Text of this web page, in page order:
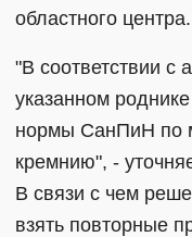
областного центра.
"В соответствии с
указанном
нормы СанПиН по
кремнию", -
В связи с чем
взять повторные